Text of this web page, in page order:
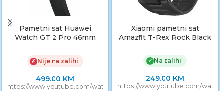
Pametni sat Huawei
Watch GT 2 Pro 46mm
✗ Nije na zalihi
499.00 KM
https://www.youtube.com/watch?
Xiaomi pametni sat
Amazfit T-Rex Rock Black
✓ Na zalihi
249.00 KM
https://www.youtube.com/